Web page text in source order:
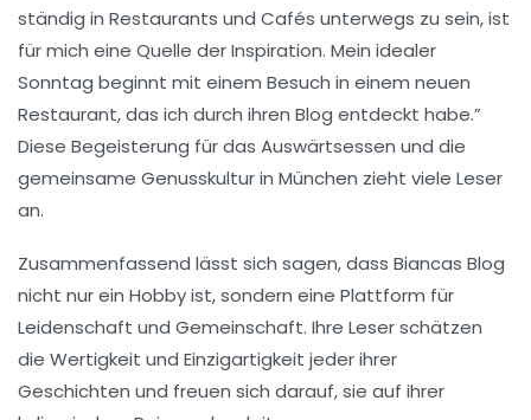
ständig in Restaurants und Cafés unterwegs zu sein, ist
für mich eine Quelle der Inspiration. Mein idealer
Sonntag beginnt mit einem Besuch in einem neuen
Restaurant, das ich durch ihren Blog entdeckt habe.”
Diese Begeisterung für das Auswärtsessen und die
gemeinsame Genusskulturin München zieht viele Leser
an.
Zusammenfassend lässt sich sagen, dass Biancas Blog
nicht nur ein Hobby ist, sondern eine Plattform für
Leidenschaft und Gemeinschaft. Ihre Leser schätzen
die Wertigkeit und Einzigartigkeit jeder ihrer
Geschichten und freuen sich darauf, sie auf ihrer